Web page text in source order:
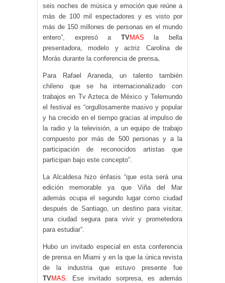
seis noches de música y emoción que reúne a
más de 100 mil espectadores y es visto por
más de 150 millones de personas en el mundo
entero”, expresó a TVMAS la bella
presentadora, modelo y actriz Carolina de
Morás durante la conferencia de prensa.
Para Rafael Araneda, un talento también
chileno que se ha internacionalizado con
trabajos en Tv Azteca de México y Telemundo
el festival es “orgullosamente masivo y popular
y ha crecido en el tiempo gracias al impulso de
la radio y la televisión, a un equipo de trabajo
compuesto por más de 500 personas y a la
participación de reconocidos artistas que
participan bajo este concepto”.
La Alcaldesa hizo énfasis “que esta será una
edición memorable ya que Viña del Mar
además ocupa el segundo lugar como ciudad
después de Santiago, un destino para visitar,
una ciudad segura para vivir y prometedora
para estudiar”.
Hubo un invitado especial en esta conferencia
de prensa en Miami y en la que la única revista
de la industria que estuvo presente fue
TVMAS. Ese invitado sorpresa, es además